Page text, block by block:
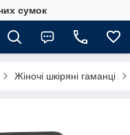
сумок
Жіночі шкіряні гаманці